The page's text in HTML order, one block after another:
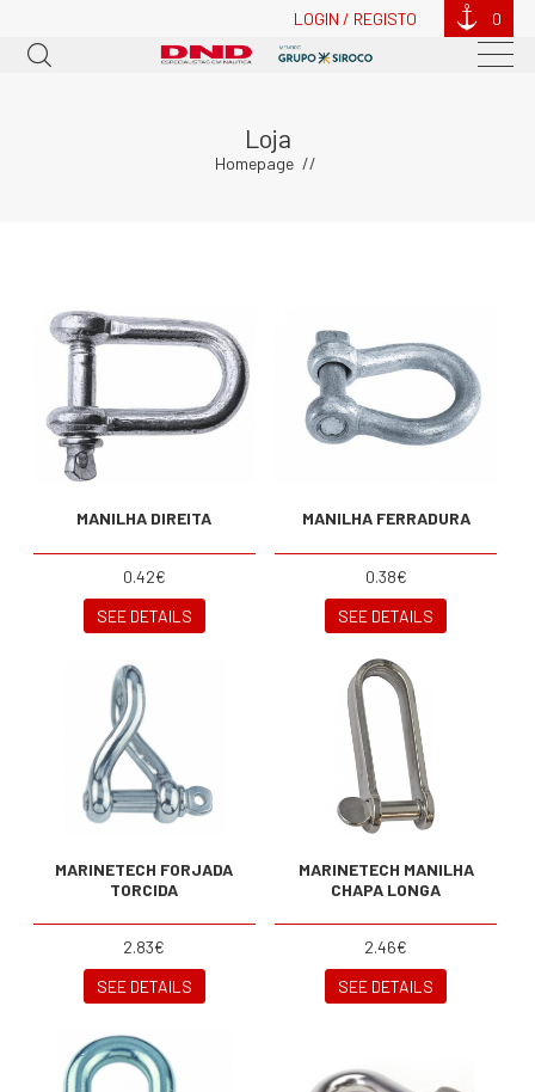
LOGIN / REGISTO 0
Loja
Homepage
MANILHA DIREITA
0.42€
SEE DETAILS
MANILHA FERRADURA
0.38€
SEE DETAILS
MARINETECH FORJADA
TORCIDA
2.83€
SEE DETAILS
MARINETECH MANILHA
CHAPA LONGA
2.46€
SEE DETAILS